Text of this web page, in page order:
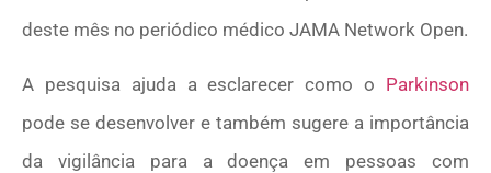
deste mês no periódico médico JAMA Network Open.
A pesquisa ajuda a esclarecer como o Parkinson
pode se desenvolver e também sugere a importância
da vigilância para a doença em pessoas com